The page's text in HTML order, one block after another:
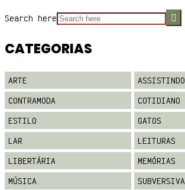
Search here
CATEGORIAS
ARTE
ASSISTINDO
CONTRAMODA
COTIDIANO
ESTILO
GATOS
LAR
LEITURAS
LIBERTÁRIA
MEMÓRIAS
MÚSICA
SUBVERSIVA